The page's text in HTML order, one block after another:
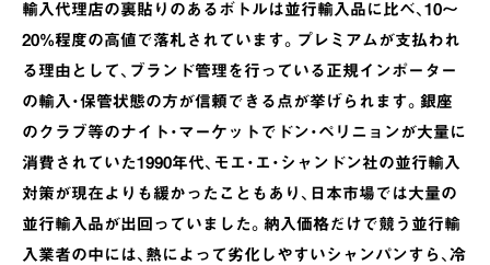
輸入代理店の裏貼りのあるボトルは並行輸入品に比べ、10～
20%程度の高値で落札されています。プレミアムが支払われ
る理由として、ブランド管理を行っている正規インポーター
の輸入・保管状態の方が信頼できる点が挙げられます。銀座
のクラブ等のナイト・マーケットでドン・ペリニョンが大量に
消費されていた1990年代、モエ・エ・シャンドン社の並行輸入
対策が現在よりも緩かったこともあり、日本市場では大量の
並行輸入品が出回っていました。納入価格だけで競う並行輸
入業者の中には、熱によって劣化しやすいシャンパンすら、冷